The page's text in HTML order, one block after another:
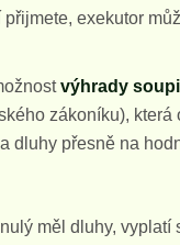
přijmete, exekutor
výhrady
zákoníku), která
dluhy přesně na
měl dluhy, vyplatí